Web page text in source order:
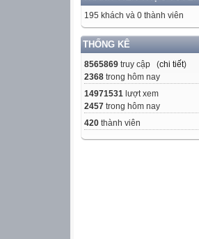
195 khách và 0 thành viên
THỐNG KÊ
8565869 truy cập (chi tiết)
2368 trong hôm nay
14971531 lượt xem
2457 trong hôm nay
420 thành viên